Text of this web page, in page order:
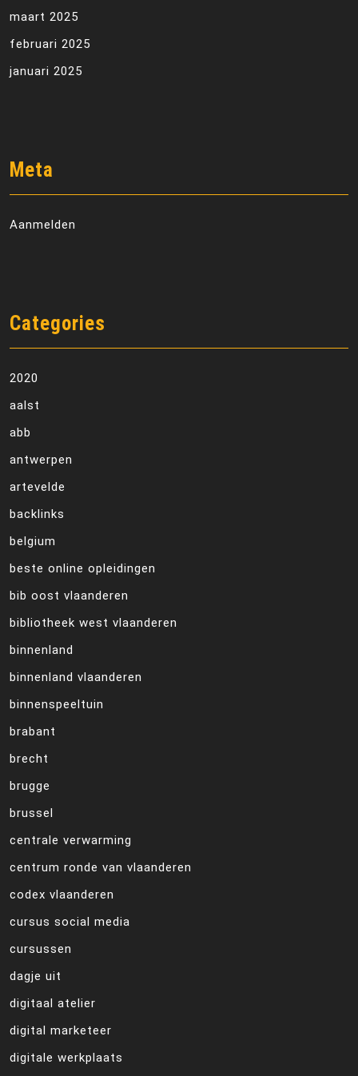
maart 2025
februari 2025
januari 2025
Meta
Aanmelden
Categories
2020
aalst
abb
antwerpen
artevelde
backlinks
belgium
beste online opleidingen
bib oost vlaanderen
bibliotheek west vlaanderen
binnenland
binnenland vlaanderen
binnenspeeltuin
brabant
brecht
brugge
brussel
centrale verwarming
centrum ronde van vlaanderen
codex vlaanderen
cursus social media
cursussen
dagje uit
digitaal atelier
digital marketeer
digitale werkplaats